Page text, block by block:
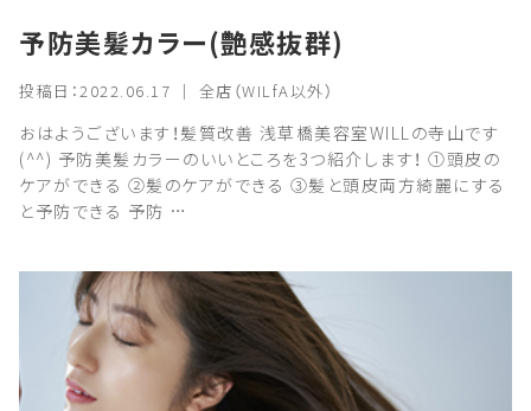
予防美髪カラー(艶感抜群)
投稿日：2022.06.17 ｜ 全店（WILfA以外）
おはようございます！髪質改善 浅草橋美容室WILLの寺山です
(^^) 予防美髪カラーのいいところを3つ紹介します！ ①頭皮の
ケアができる ②髪のケアができる ③髪と頭皮両方綺麗にする
と予防できる 予防 …